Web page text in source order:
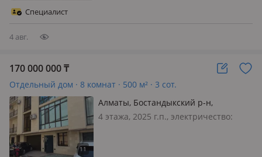
Специалист
4 авг.
170 000 000₸
Отдельный дом · 8 комнат · 500 м² · 3 сот.
Алматы, Бостандыкский р-н,
Ушкемпирова 38
4 этажа, 2025 г.п., электричество: